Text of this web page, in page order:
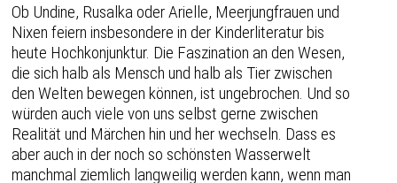
Ob Undine, Rusalka oder Arielle, Meerjungfrauen und
Nixen feiern insbesondere in der Kinderliteratur bis
heute Hochkonjunktur. Die Faszination an den Wesen,
die sich halb als Mensch und halb als Tier zwischen
den Welten bewegen können, ist ungebrochen. Und so
würden auch viele von uns selbst gerne zwischen
Realität und Märchen hin und her wechseln. Dass es
aber auch in der noch so schönsten Wasserwelt
manchmal ziemlich langweilig werden kann, wenn man